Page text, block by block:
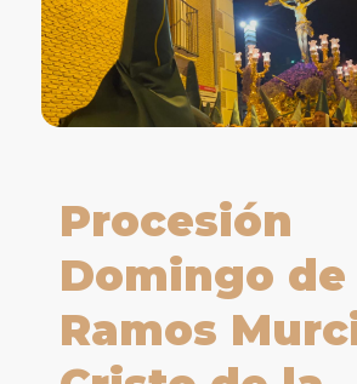
Procesión
Domingo de
Ramos